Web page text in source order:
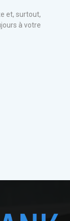
et, surtout,
à votre